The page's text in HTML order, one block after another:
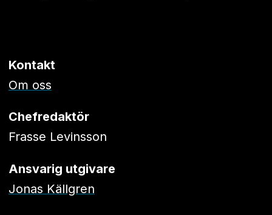
Kontakt
Om oss
Chefredaktör
Frasse Levinsson
Ansvarig utgivare
Jonas Källgren